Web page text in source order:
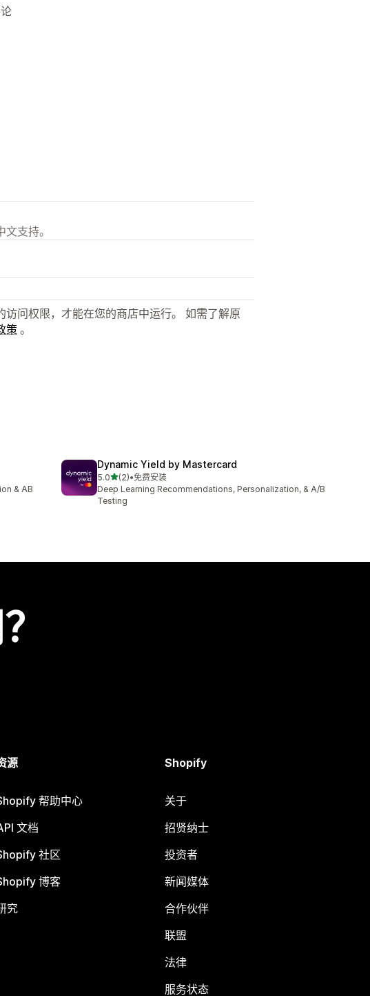
支持。
访问权限，才能在您的商店中运行。 如需了解原
策 。
& AB
Dynamic Yield by Mastercard
5.0星（满分 5 星）
(2)
总共 2 条评论
•免费安装
Deep Learning Recommendations, Personalization, & A/B
Testing
源
帮助中心
文档
社区
博客
究
Shopify
关于
招贤纳士
投资者
新闻媒体
合作伙伴
联盟
法律
服务状态